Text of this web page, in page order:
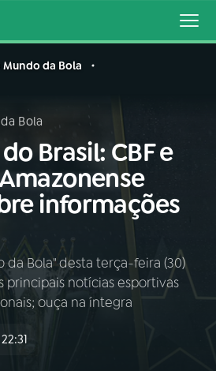
Buscar
Mundo da Bola
Bola
Brasil: CBF e
informações
da Bola" desta terça-feira (30)
notícias esportivas
ouça na íntegra